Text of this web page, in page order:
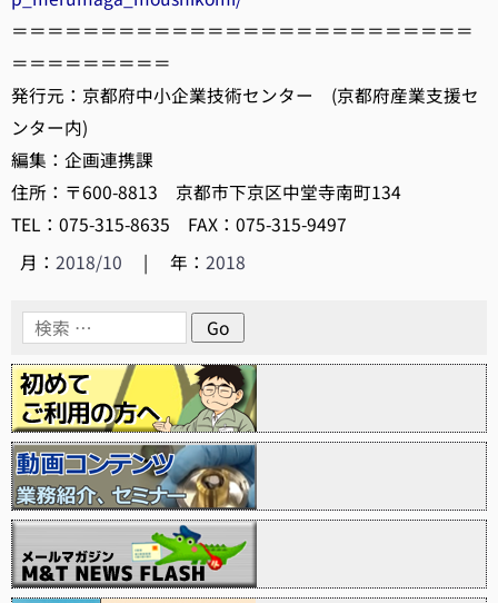
＝＝＝＝＝＝＝＝＝＝＝＝＝＝＝＝＝＝＝＝＝＝＝＝＝＝
＝＝＝＝＝＝＝＝＝
発行元：京都府中小企業技術センター (京都府産業支援セ
ンター内)
編集：企画連携課
住所：〒600-8813 京都市下京区中堂寺南町134
TEL：075-315-8635 FAX：075-315-9497
月： 2018/10 | 年：2018